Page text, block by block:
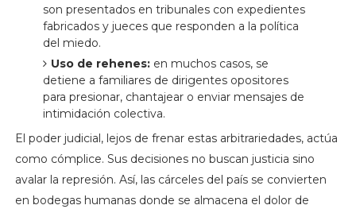
son presentados en tribunales con expedientes
fabricados y jueces que responden a la política
del miedo.
Uso de rehenes:en muchos casos, se
detiene a familiares de dirigentes opositores
para presionar, chantajear o enviar mensajes de
intimidación colectiva.
El poder judicial, lejos de frenar estas arbitrariedades, actúa
como cómplice. Sus decisiones no buscan justicia sino
avalar la represión. Así, las cárceles del país se convierten
en bodegas humanas donde se almacena el dolor de